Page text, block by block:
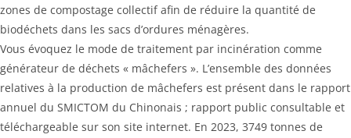
zones de compostage collectif afin de réduire la quantité de
biodéchets dans les sacs d’ordures ménagères.
Vous évoquez le mode de traitement par incinération comme
générateur de déchets « mâchefers ». L’ensemble des données
relatives à la production de mâchefers est présent dans le rapport
annuel du SMICTOM du Chinonais ; rapport public consultable et
téléchargeable sur son site internet. En 2023, 3749 tonnes de